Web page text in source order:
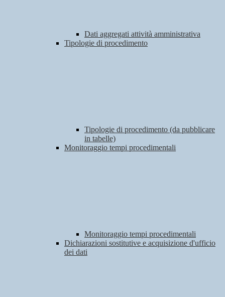
Dati aggregati attività amministrativa
Tipologie di procedimento
Tipologie di procedimento (da pubblicare
in tabelle)
Monitoraggio tempi procedimentali
Monitoraggio tempi procedimentali
Dichiarazioni sostitutive e acquisizione d'ufficio
dei dati